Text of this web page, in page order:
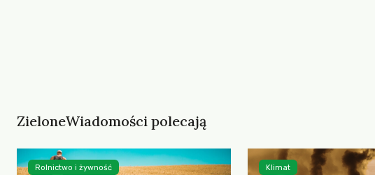
ZieloneWiadomości polecają
Rolnictwo i żywność Klimat